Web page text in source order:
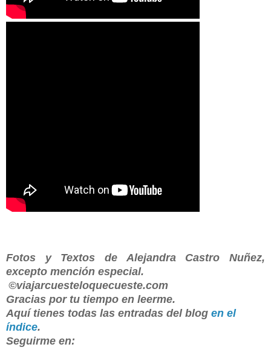
Fotos y Textos de Alejandra Castro Nuñez,
excepto mención especial.
©viajarcuesteloquecueste.com
Gracias por tu tiempo en leerme.
Aquí tienes todas las entradas del blog en el
índice.
Seguirme en: